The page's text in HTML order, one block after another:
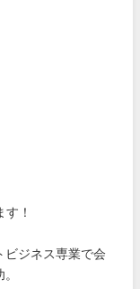
！
ビジネス専業で会